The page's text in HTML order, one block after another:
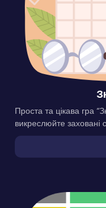
Проста та цікава гра
викреслюйте заховані